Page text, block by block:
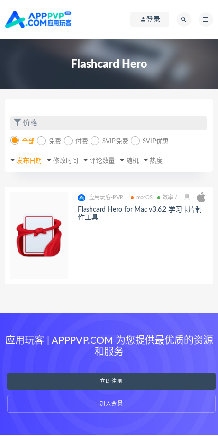
登录
Flashcard Hero
价格
全部 免费 付费 SVIP免费 SVIP优惠
发布日期 修改时间 评论数量 随机 热度
应用玩客-PVP macOS 效率 / 工具
Flashcard Hero for Mac v3.6.2 学习卡片制
作工具
应用玩客 | APPPVP.COM 为您提供最优质的资源
和服务
立即注册
加入会员